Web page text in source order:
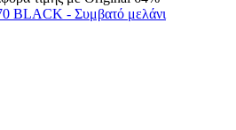
BLACK - Συμβατό μελάνι